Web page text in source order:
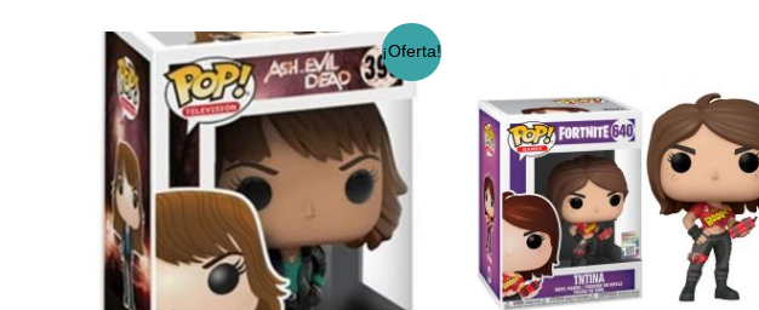
¡Oferta!
El
precio
original
era:
$17.990.
El
precio
actual
es:
$14.990.